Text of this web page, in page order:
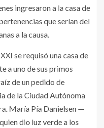
ingresaron a la casa de
que serían del
a la causa.
se requisó una casa de
a uno de sus primos
de un pedido de
de la Ciudad Autónoma
María Pía Danielsen —
dio luz verde a los